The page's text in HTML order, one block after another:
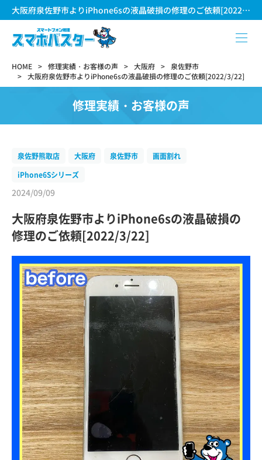
大阪府泉佐野市よりiPhone6sの液晶破損の修理のご依頼[2022/3/22]
HOME 修理実績・お客様の声 大阪府
泉佐野市
大阪府泉佐野市よりiPhone6sの液晶破損の修理のご依頼[2022/3/22]
修理実績・お客様の声
泉佐野熊取店 大阪府 泉佐野市
画面割れ
iPhone6Sシリーズ
2024/09/09
大阪府泉佐野市よりiPhone6sの液晶破損の
修理のご依頼[2022/3/22]